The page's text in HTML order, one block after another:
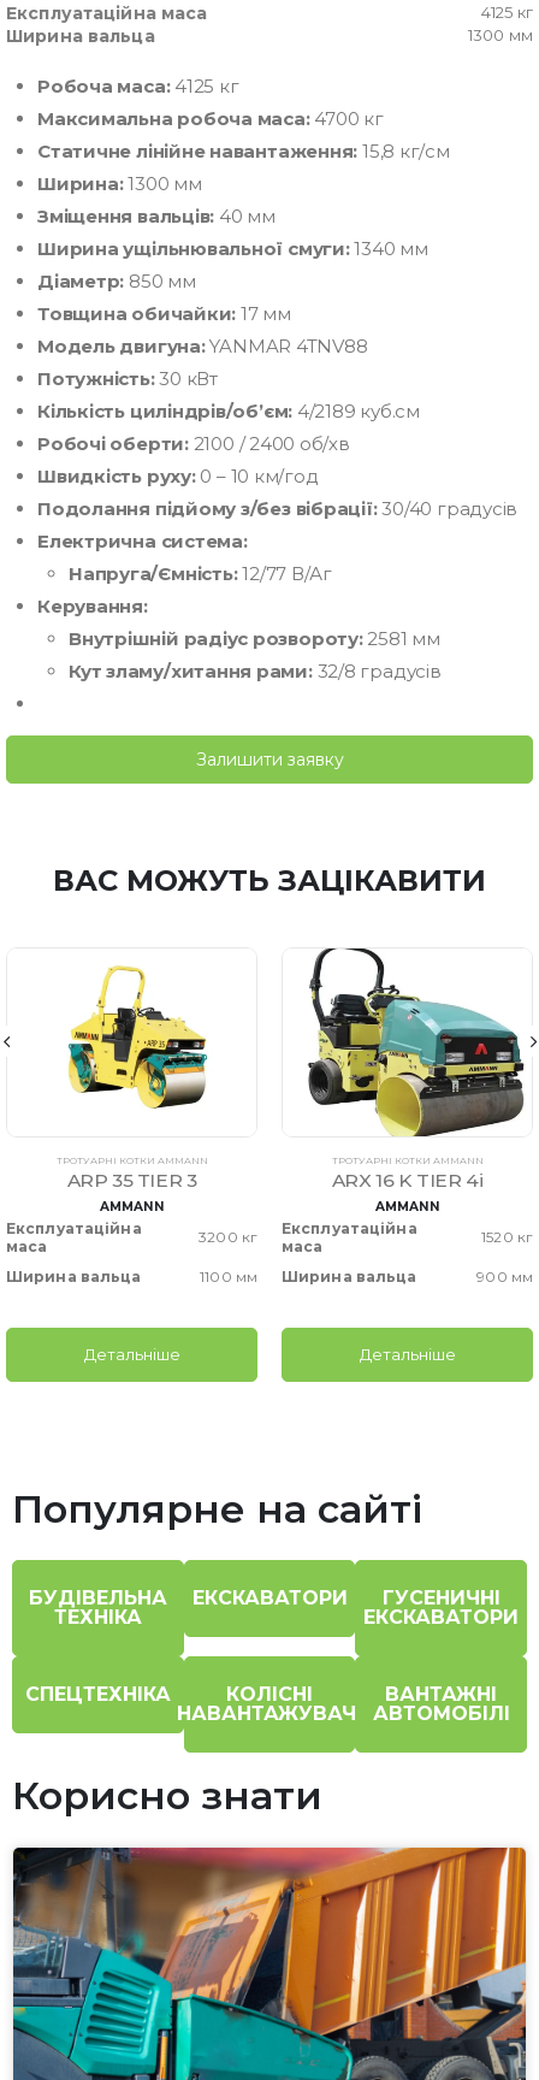
Експлуатаційна маса 4125 кг
Ширина вальца 1300 мм
Робоча маса:4125 кг
Максимальна робоча маса:4700 кг
Статичне лінійне навантаження: 15,8 кг/см
Ширина:1300 мм
Зміщення вальців: 40 мм
Ширина ущільнювальної смуги:1340 мм
Діаметр: 850 мм
Товщина обичайки: 17 мм
Модель двигуна:YANMAR 4TNV88
Потужність:30 кВт
Кількість циліндрів/об’єм: 4/2189 куб.см
Робочі оберти:2100 / 2400 об/хв
Швидкість руху:0 – 10 км/год
Подолання підйому з/без вібрації:30/40 градусів
Електрична система:
Напруга/Ємність:12/77 В/Аг
Керування:
Внутрішній радіус розвороту:2581 мм
Кут зламу/хитання рами:32/8 градусів
Залишити заявку
ВАС МОЖУТЬ ЗАЦІКАВИТИ
ТРОТУАРНІ КОТКИ AMMANN
ARP 35 TIER 3
AMMANN
Експлуатаційна
маса
3200 кг
Ширина вальца 1100 мм
Детальніше
ТРОТУАРНІ КОТКИ AMMANN
ARX 16 K TIER 4i
AMMANN
Експлуатаційна
маса
1520 кг
Ширина вальца 900 мм
Детальніше
Популярне на сайті
БУДІВЕЛЬНА
ТЕХНІКА
ЕКСКАВАТОРИ
ГУСЕНИЧНІ
ЕКСКАВАТОРИ
СПЕЦТЕХНІКА
КОЛІСНІ
НАВАНТАЖУВАЧІ
ВАНТАЖНІ
АВТОМОБІЛІ
Корисно знати